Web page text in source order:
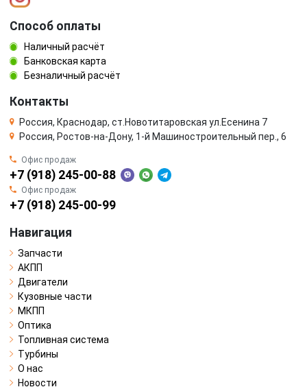
Способ оплаты
Наличный расчёт
Банковская карта
Безналичный расчёт
Контакты
Россия, Краснодар, ст.Новотитаровская ул.Есенина 7
Россия, Ростов-на-Дону, 1-й Машиностроительный пер., 6
Офис продаж
+7 (918) 245-00-88
Офис продаж
+7 (918) 245-00-99
Навигация
Запчасти
АКПП
Двигатели
Кузовные части
МКПП
Оптика
Топливная система
Турбины
О нас
Новости